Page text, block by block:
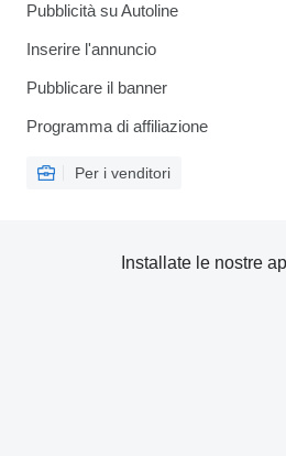
Pubblicità su Autoline
Inserire l'annuncio
Pubblicare il banner
Programma di affiliazione
Per i venditori
Installate le nostre